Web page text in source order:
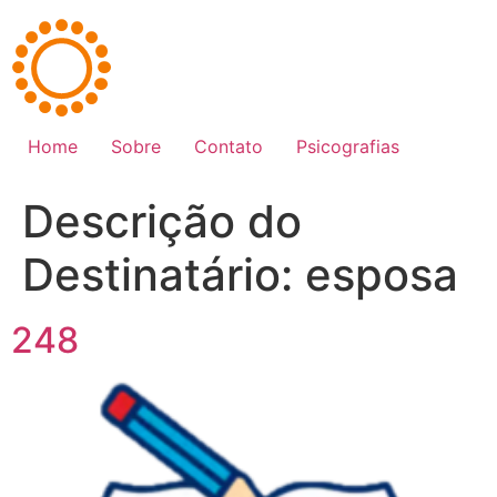
para
conteúdo
Home Sobre Contato Psicografias
Descrição do
Destinatário: esposa
248